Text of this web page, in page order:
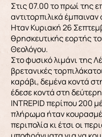
Στις 07.00 το πρωί της
αντιτορπιλικά
Ηταν Κυριακή 26
θρησκευτικής εορτής
Θεολόγου.
Στο φυσικό λιμάνι της
βρετανικές
καράβι, δεμένα κοντά
έδεσε κοντά στη
INTREPID περίπου 200
πλήρωμα ήταν
περιπολία κι έτσι οι